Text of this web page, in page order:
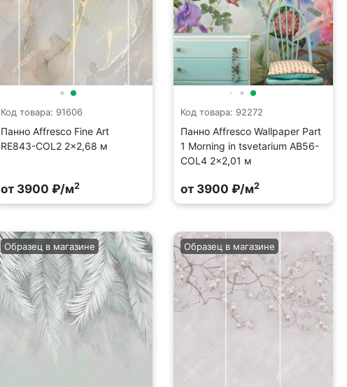
Код товара: 91606
Панно Affresco Fine Art
RE843-COL2 2x2,68 м
от 3900 ₽/м2
Код товара: 92272
Панно Affresco Wallpaper Part
1 Morning in tsvetarium AB56-
COL4 2x2,01 м
от 3900 ₽/м2
Образец в магазине Образец в магазине